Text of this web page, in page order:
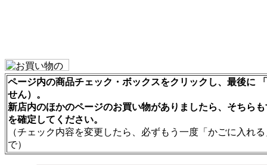
ページ内の商品チェック・ボックスをクリックし、最後に
せん）。
新店内のほかのページのお買い物がありましたら、そちら
を確定してください。
（チェック内容を変更したら、必ずもう一度「かごに入れ
で）